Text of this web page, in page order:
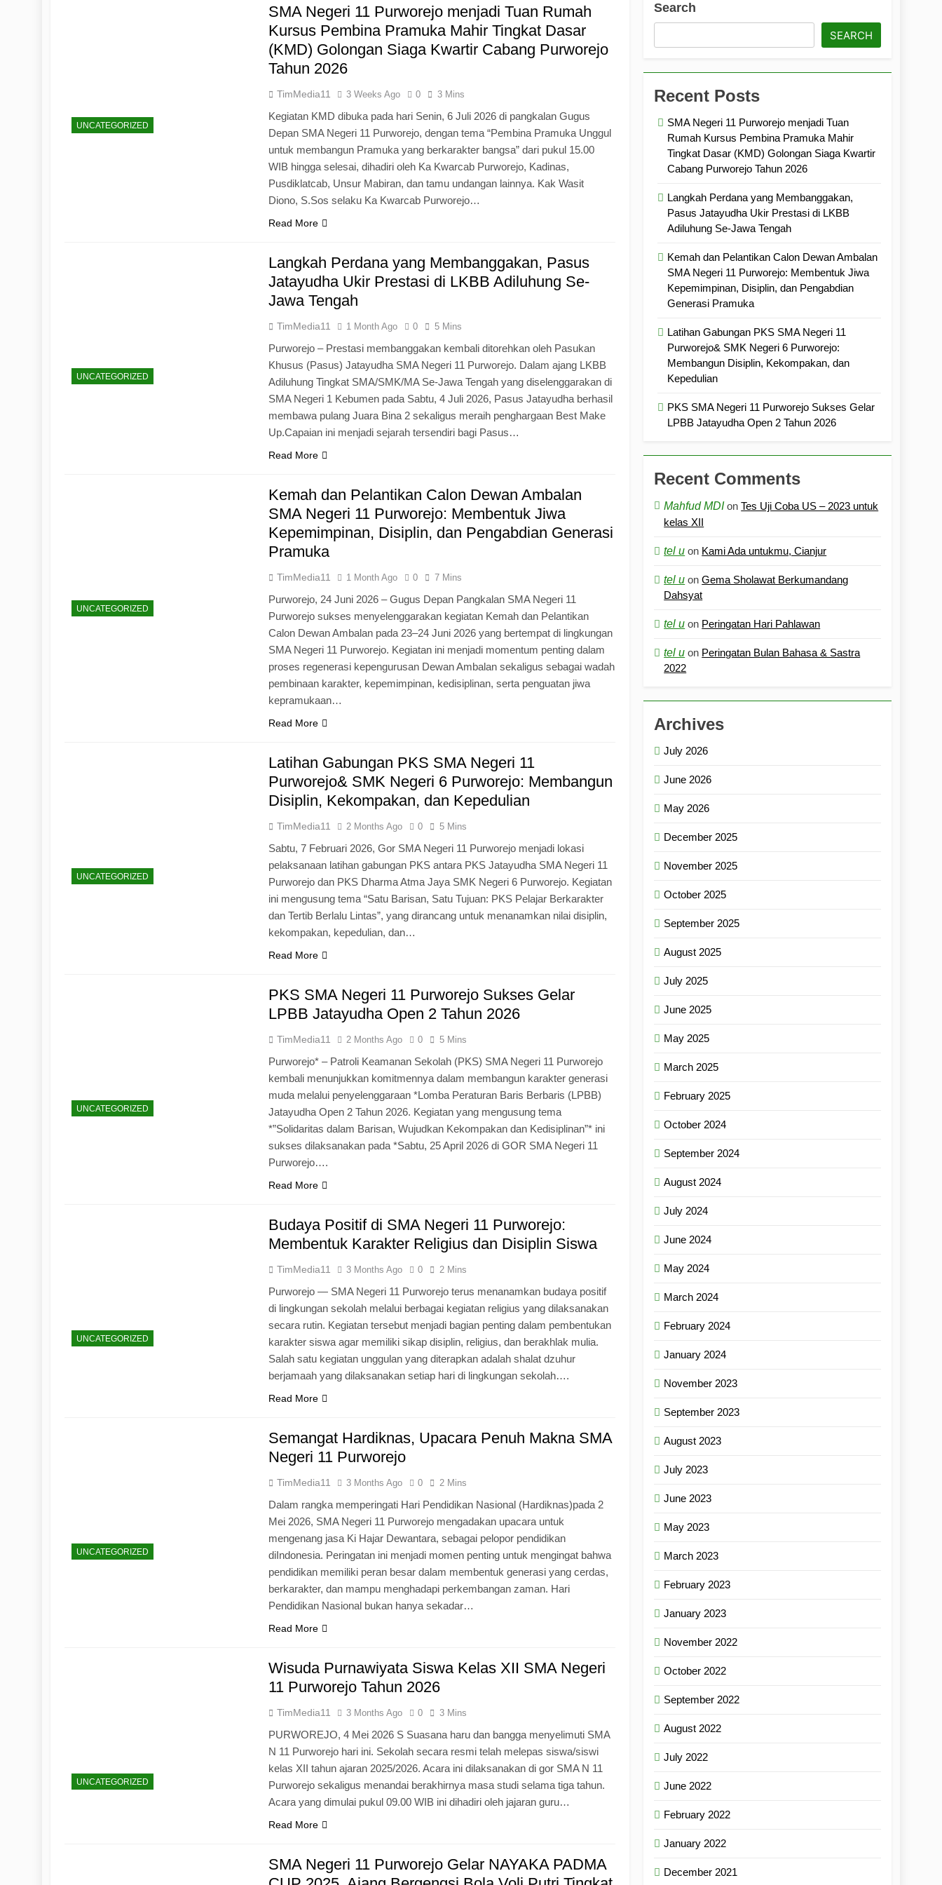
Pengabdian Generasi Pramuka
UNCATEGORIZED
SMA Negeri 11 Purworejo menjadi Tuan Rumah
Kursus Pembina Pramuka Mahir Tingkat Dasar
(KMD) Golongan Siaga Kwartir Cabang Purworejo
Tahun 2026
TimMedia11 3 Weeks Ago 0 3 Mins
Kegiatan KMD dibuka pada hari Senin, 6 Juli 2026 di pangkalan Gugus
Depan SMA Negeri 11 Purworejo, dengan tema “Pembina Pramuka Unggul
untuk membangun Pramuka yang berkarakter bangsa” dari pukul 15.00
WIB hingga selesai, dihadiri oleh Ka Kwarcab Purworejo, Kadinas,
Pusdiklatcab, Unsur Mabiran, dan tamu undangan lainnya. Kak Wasit
Diono, S.Sos selaku Ka Kwarcab Purworejo…
Read More
UNCATEGORIZED
Langkah Perdana yang Membanggakan, Pasus
Jatayudha Ukir Prestasi di LKBB Adiluhung Se-
Jawa Tengah
TimMedia11 1 Month Ago 0 5 Mins
Purworejo – Prestasi membanggakan kembali ditorehkan oleh Pasukan
Khusus (Pasus) Jatayudha SMA Negeri 11 Purworejo. Dalam ajang LKBB
Adiluhung Tingkat SMA/SMK/MA Se-Jawa Tengah yang diselenggarakan di
SMA Negeri 1 Kebumen pada Sabtu, 4 Juli 2026, Pasus Jatayudha berhasil
membawa pulang Juara Bina 2 sekaligus meraih penghargaan Best Make
Up.Capaian ini menjadi sejarah tersendiri bagi Pasus…
Read More
UNCATEGORIZED
Kemah dan Pelantikan Calon Dewan Ambalan
SMA Negeri 11 Purworejo: Membentuk Jiwa
Kepemimpinan, Disiplin, dan Pengabdian Generasi
Pramuka
TimMedia11 1 Month Ago 0 7 Mins
Purworejo, 24 Juni 2026 – Gugus Depan Pangkalan SMA Negeri 11
Purworejo sukses menyelenggarakan kegiatan Kemah dan Pelantikan
Calon Dewan Ambalan pada 23–24 Juni 2026 yang bertempat di lingkungan
SMA Negeri 11 Purworejo. Kegiatan ini menjadi momentum penting dalam
proses regenerasi kepengurusan Dewan Ambalan sekaligus sebagai wadah
pembinaan karakter, kepemimpinan, kedisiplinan, serta penguatan jiwa
kepramukaan…
Read More
UNCATEGORIZED
Latihan Gabungan PKS SMA Negeri 11
Purworejo& SMK Negeri 6 Purworejo: Membangun
Disiplin, Kekompakan, dan Kepedulian
TimMedia11 2 Months Ago 0 5 Mins
Sabtu, 7 Februari 2026, Gor SMA Negeri 11 Purworejo menjadi lokasi
pelaksanaan latihan gabungan PKS antara PKS Jatayudha SMA Negeri 11
Purworejo dan PKS Dharma Atma Jaya SMK Negeri 6 Purworejo. Kegiatan
ini mengusung tema “Satu Barisan, Satu Tujuan: PKS Pelajar Berkarakter
dan Tertib Berlalu Lintas”, yang dirancang untuk menanamkan nilai disiplin,
kekompakan, kepedulian, dan…
Read More
UNCATEGORIZED
PKS SMA Negeri 11 Purworejo Sukses Gelar
LPBB Jatayudha Open 2 Tahun 2026
TimMedia11 2 Months Ago 0 5 Mins
Purworejo* – Patroli Keamanan Sekolah (PKS) SMA Negeri 11 Purworejo
kembali menunjukkan komitmennya dalam membangun karakter generasi
muda melalui penyelenggaraan *Lomba Peraturan Baris Berbaris (LPBB)
Jatayudha Open 2 Tahun 2026. Kegiatan yang mengusung tema
*”Solidaritas dalam Barisan, Wujudkan Kekompakan dan Kedisiplinan”* ini
sukses dilaksanakan pada *Sabtu, 25 April 2026 di GOR SMA Negeri 11
Purworejo….
Read More
UNCATEGORIZED
Budaya Positif di SMA Negeri 11 Purworejo:
Membentuk Karakter Religius dan Disiplin Siswa
TimMedia11 3 Months Ago 0 2 Mins
Purworejo — SMA Negeri 11 Purworejo terus menanamkan budaya positif
di lingkungan sekolah melalui berbagai kegiatan religius yang dilaksanakan
secara rutin. Kegiatan tersebut menjadi bagian penting dalam pembentukan
karakter siswa agar memiliki sikap disiplin, religius, dan berakhlak mulia.
Salah satu kegiatan unggulan yang diterapkan adalah shalat dzuhur
berjamaah yang dilaksanakan setiap hari di lingkungan sekolah….
Read More
UNCATEGORIZED
Semangat Hardiknas, Upacara Penuh Makna SMA
Negeri 11 Purworejo
TimMedia11 3 Months Ago 0 2 Mins
Dalam rangka memperingati Hari Pendidikan Nasional (Hardiknas)pada 2
Mei 2026, SMA Negeri 11 Purworejo mengadakan upacara untuk
mengenang jasa Ki Hajar Dewantara, sebagai pelopor pendidikan
diIndonesia. Peringatan ini menjadi momen penting untuk mengingat bahwa
pendidikan memiliki peran besar dalam membentuk generasi yang cerdas,
berkarakter, dan mampu menghadapi perkembangan zaman. Hari
Pendidikan Nasional bukan hanya sekadar…
Read More
UNCATEGORIZED
Wisuda Purnawiyata Siswa Kelas XII SMA Negeri
11 Purworejo Tahun 2026
TimMedia11 3 Months Ago 0 3 Mins
PURWOREJO, 4 Mei 2026 S Suasana haru dan bangga menyelimuti SMA
N 11 Purworejo hari ini. Sekolah secara resmi telah melepas siswa/siswi
kelas XII tahun ajaran 2025/2026. Acara ini dilaksanakan di gor SMA N 11
Purworejo sekaligus menandai berakhirnya masa studi selama tiga tahun.
Acara yang dimulai pukul 09.00 WIB ini dihadiri oleh jajaran guru…
Read More
SMA Negeri 11 Purworejo Gelar NAYAKA PADMA
Search
SEARCH
Recent Posts
SMA Negeri 11 Purworejo menjadi Tuan
Rumah Kursus Pembina Pramuka Mahir
Tingkat Dasar (KMD) Golongan Siaga Kwartir
Cabang Purworejo Tahun 2026
Langkah Perdana yang Membanggakan,
Pasus Jatayudha Ukir Prestasi di LKBB
Adiluhung Se-Jawa Tengah
Kemah dan Pelantikan Calon Dewan Ambalan
SMA Negeri 11 Purworejo: Membentuk Jiwa
Kepemimpinan, Disiplin, dan Pengabdian
Generasi Pramuka
Latihan Gabungan PKS SMA Negeri 11
Purworejo& SMK Negeri 6 Purworejo:
Membangun Disiplin, Kekompakan, dan
Kepedulian
PKS SMA Negeri 11 Purworejo Sukses Gelar
LPBB Jatayudha Open 2 Tahun 2026
Recent Comments
Mahfud MDIonTes Uji Coba US – 2023 untuk
kelas XII
tel u on Kami Ada untukmu, Cianjur
tel u onGema Sholawat Berkumandang
Dahsyat
tel u on Peringatan Hari Pahlawan
tel u on Peringatan Bulan Bahasa & Sastra
2022
Archives
July 2026
June 2026
May 2026
December 2025
November 2025
October 2025
September 2025
August 2025
July 2025
June 2025
May 2025
March 2025
February 2025
October 2024
September 2024
August 2024
July 2024
June 2024
May 2024
March 2024
February 2024
January 2024
November 2023
September 2023
August 2023
July 2023
June 2023
May 2023
March 2023
February 2023
January 2023
November 2022
October 2022
September 2022
August 2022
July 2022
June 2022
February 2022
January 2022
December 2021